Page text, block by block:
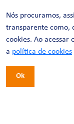
Nós procuramos,
transparente como,
cookies. Ao acessar
a política de cookies
Ok